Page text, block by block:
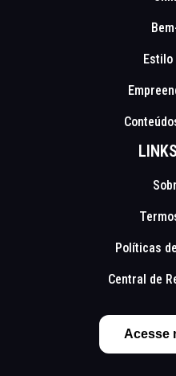
Estilo
Políticas
Central de
Acesse